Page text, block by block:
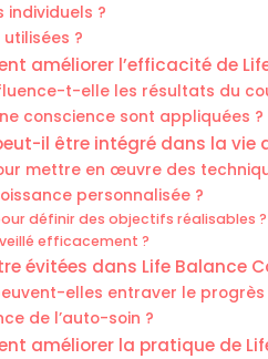
?
?
améliorer l’efficacité de
t-elle les résultats du
conscience sont appliquées ?
il être intégré dans la vie
mettre en œuvre des
personnalisée ?
définir des objectifs réalisables ?
efficacement ?
évitées dans Life Balance
elles entraver le progrès
de l’auto-soin ?
améliorer la pratique de